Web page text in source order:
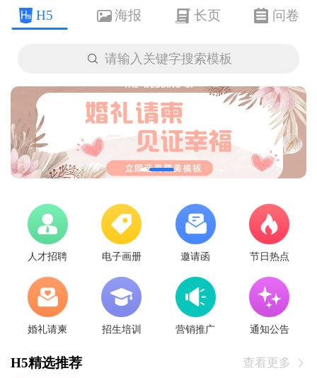
H5 海报 长页 问卷
 请输入关键字搜索模板
人才招聘 电子画册 邀请函 节日热点
婚礼请柬 招生培训 营销推广 通知公告
H5精选推荐 查看更多 